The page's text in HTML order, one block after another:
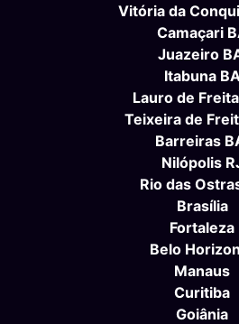
Vitória da
Camaçari
Juazeiro
Itabuna BA
Lauro de
Teixeira de
Barreiras
Nilópolis
Rio das
Brasília
Fortaleza
Belo
Manaus
Curitiba
Goiânia